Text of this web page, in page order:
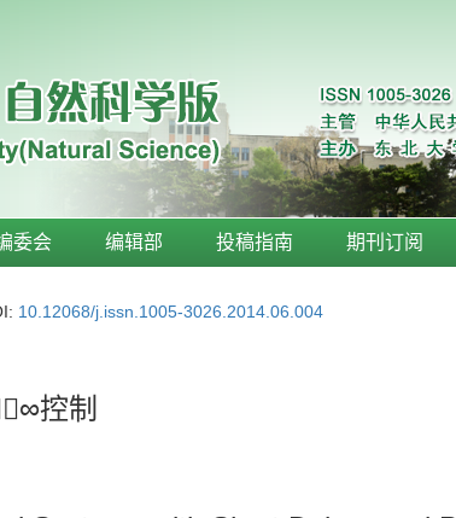
委会 编辑部 投稿指南 期刊订阅
10.12068/j.issn.1005-3026.2014.06.004
控制